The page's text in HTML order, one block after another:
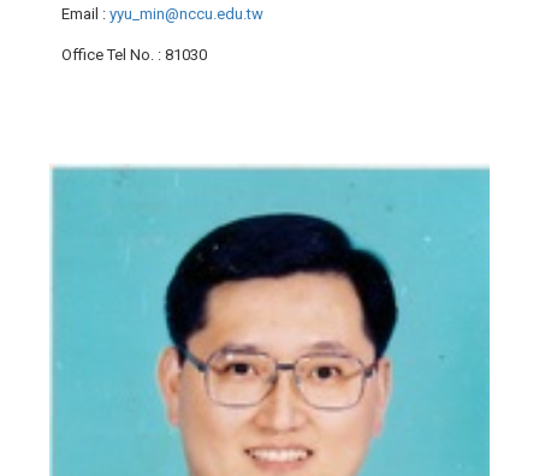
Email : yyu_min@nccu.edu.tw
Office Tel No. : 81030